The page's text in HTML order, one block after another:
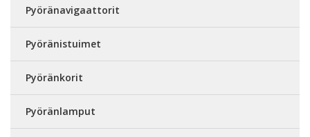
Pyöränavigaattorit
Pyöränistuimet
Pyöränkorit
Pyöränlamput